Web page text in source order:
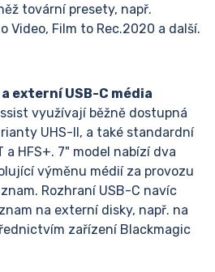
tovární presety, např.
Video, Film to Rec.2020 a další.
externí USB-C média
využívají běžně dostupná
UHS-II, a také standardní
a HFS+. 7" model nabízí dva
výměnu médií za provozu
Rozhraní USB-C navíc
na externí disky, např. na
zařízení Blackmagic